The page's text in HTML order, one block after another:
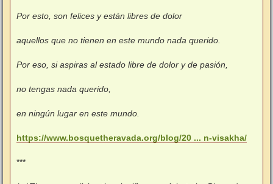
Por esto, son felices y están libres de dolor
aquellos que no tienen en este mundo nada querido.
Por eso, si aspiras al estado libre de dolor y de pasión,
no tengas nada querido,
en ningún lugar en este mundo.
https://www.bosquetheravada.org/blog/20 ... n-visakha/
***